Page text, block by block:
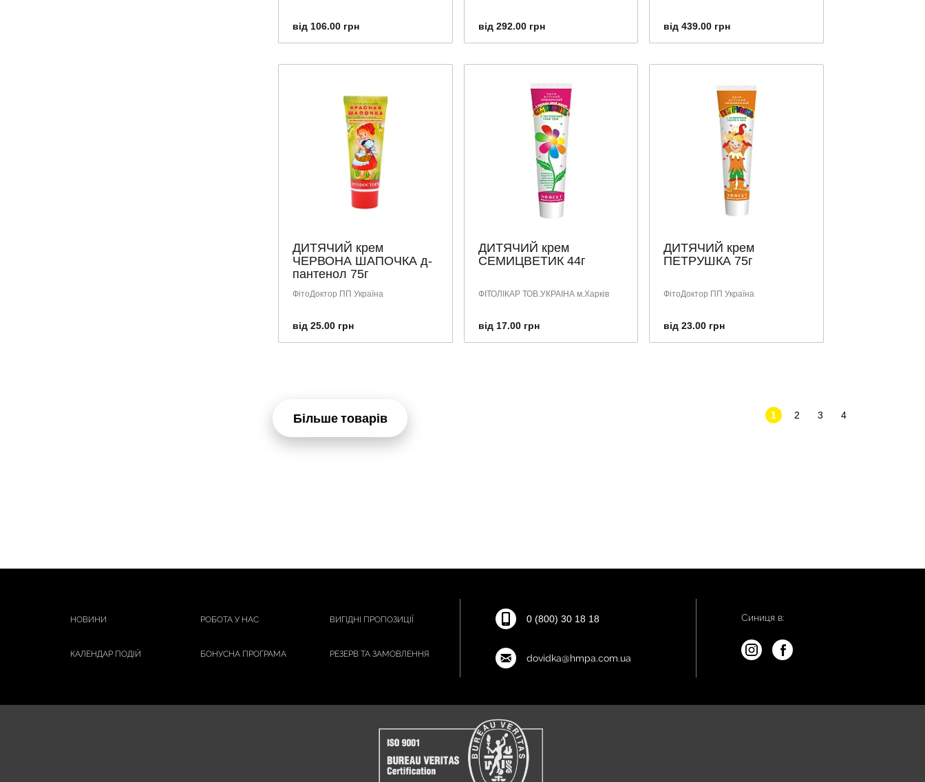
від 106.00 грн від 292.00 грн від 439.00 грн
ДИТЯЧИЙ крем
ЧЕРВОНА ШАПОЧКА д-
пантенол 75г
ФітоДоктор ПП Україна
від 25.00 грн
ДИТЯЧИЙ крем
СЕМИЦВЕТИК 44г
ФІТОЛІКАР ТОВ.УКРАІНА м.Харків
від 17.00 грн
ДИТЯЧИЙ крем
ПЕТРУШКА 75г
ФітоДоктор ПП Україна
від 23.00 грн
Більше товарів 1 2 3 4
НОВИНИ РОБОТА У НАС ВИГІДНІ ПРОПОЗИЦІЇ
КАЛЕНДАР ПОДІЙ БОНУСНА ПРОГРАМА РЕЗЕРВ ТА ЗАМОВЛЕННЯ
0 (800) 30 18 18
dovidka@hmpa.com.ua
Синиця в: